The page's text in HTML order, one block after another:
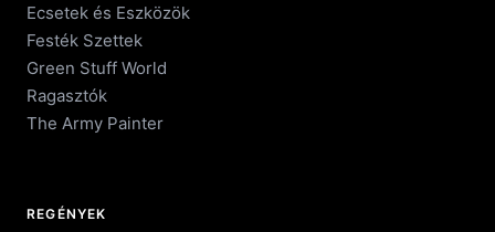
Ecsetek és Eszközök
Festék Szettek
Green Stuff World
Ragasztók
The Army Painter
REGÉNYEK